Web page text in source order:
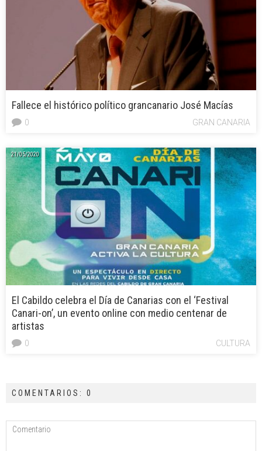
Fallece el histórico político grancanario José Macías
GRAN CANARIA
0
21/05/2020
El Cabildo celebra el Día de Canarias con el ‘Festival
Canari-on’, un evento online con medio centenar de
artistas
CULTURA
0
COMENTARIOS: 0